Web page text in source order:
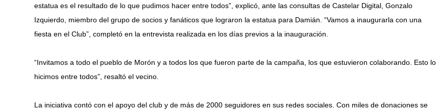
estatua es el resultado de lo que pudimos hacer entre todos”, explicó, ante las consultas de Castelar Digital, Gonzalo
Izquierdo, miembro del grupo de socios y fanáticos que lograron la estatua para Damián. “Vamos a inaugurarla con una
fiesta en el Club”, completó en la entrevista realizada en los días previos a la inauguración.
“Invitamos a todo el pueblo de Morón y a todos los que fueron parte de la campaña, los que estuvieron colaborando. Esto lo
hicimos entre todos”, resaltó el vecino.
La iniciativa contó con el apoyo del club y de más de 2000 seguidores en sus redes sociales. Con miles de donaciones se